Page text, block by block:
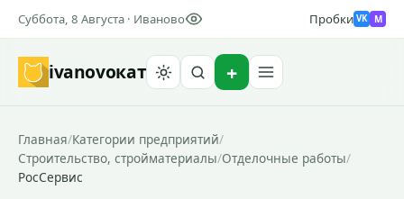
Суббота, 8 Августа · Иваново Пробки VK M
ivanovoкат
Главная/Категории предприятий/
Строительство, стройматериалы/Отделочные работы/
РосСервис